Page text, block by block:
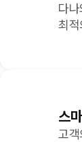
다
최
스
고